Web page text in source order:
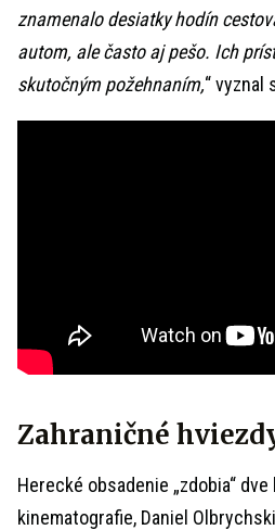
znamenalo desiatky hodín
autom, ale často aj pešo. Ich
skutočným požehnaním,“ vyznal
Zahraničné
Herecké obsadenie „zdobia“
kinematografie, Daniel